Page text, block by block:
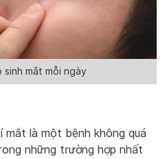
sinh mắt mỗi ngày
là một bệnh không quá
những trường hợp nhất